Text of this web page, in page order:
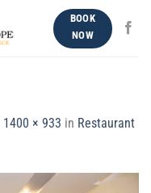
BOOK
NOW
1400 × 933 in Restaurant